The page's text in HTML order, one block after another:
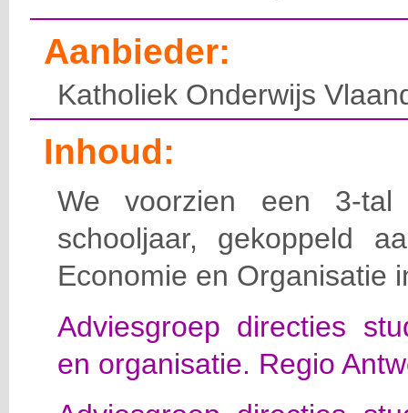
Aanbieder:
Katholiek Onderwijs
Inhoud:
We voorzien een 3-tal
schooljaar, gekoppeld
Economie en Organisatie
Adviesgroep directies
en organisatie. Regio